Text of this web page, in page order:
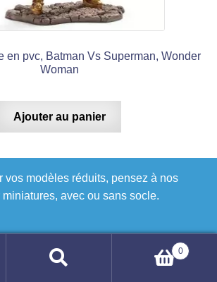
vos modèles réduits, pensez à nos
avec ou sans socle.
en pvc, Batman Vs Superman, Wonder
Woman
Ajouter au panier
0